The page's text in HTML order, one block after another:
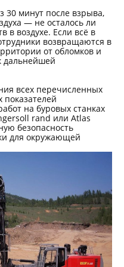
30 минут после взрыва,
— не осталось ли
в воздухе. Если всё в
возвращаются в
от обломков и
дальнейшей
всех перечисленных
показателей
на буровых станках
rand или Atlas
безопасность
для окружающей